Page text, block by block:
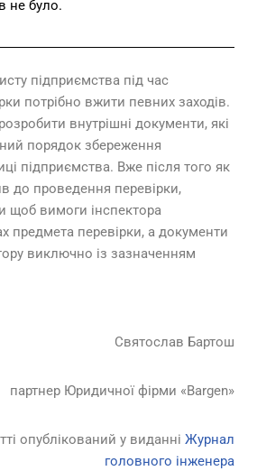
не було.
підприємства під час
потрібно вжити певних заходів.
внутрішні документи, які
порядок збереження
підприємства. Вже після того як
до проведення перевірки,
щоб вимоги інспектора
предмета перевірки, а документи
виключно із зазначенням
Святослав Бартош
партнер Юридичної фірми «Bargen»
опублікований у виданні Журнал
головного інженера